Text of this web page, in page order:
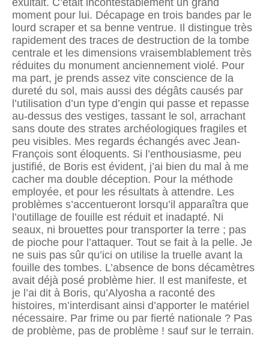
moment pour lui. Décapage en trois bandes par le
lourd scraper et sa benne ventrue. Il distingue très
rapidement des traces de destruction de la tombe
centrale et les dimensions vraisemblable­ment très
réduites du monument anciennement violé. Pour
ma part, je prends assez vite conscience de la
dureté du sol, mais aussi des dégâts causés par
l’utilisation d’un type d’engin qui passe et repasse
au-dessus des vestiges, tassant le sol, arrachant
sans doute des strates archéologiques fragiles et
peu visibles. Mes regards échangés avec Jean-
François sont éloquents. Si l’enthousiasme, peu
justifié, de Boris est évident, j’ai bien du mal à me
cacher ma double déception. Pour la méthode
employée, et pour les résultats à attendre. Les
problèmes s’accentueront lorsqu’il apparaîtra que
l’outillage de fouille est réduit et inadapté. Ni
seaux, ni brouettes pour transporter la terre ; pas
de pioche pour l’attaquer. Tout se fait à la pelle. Je
ne suis pas sûr qu’ici on utilise la truelle avant la
fouille des tombes. L’absence de bons décamètres
avait déjà posé problème hier. Il est manifeste, et
je l’ai dit à Boris, qu’Alyosha a raconté des
histoires, m’interdisant ainsi d’apporter le matériel
nécessaire. Par frime ou par fierté nationale ? Pas
de problème, pas de problème ! sauf sur le terrain.